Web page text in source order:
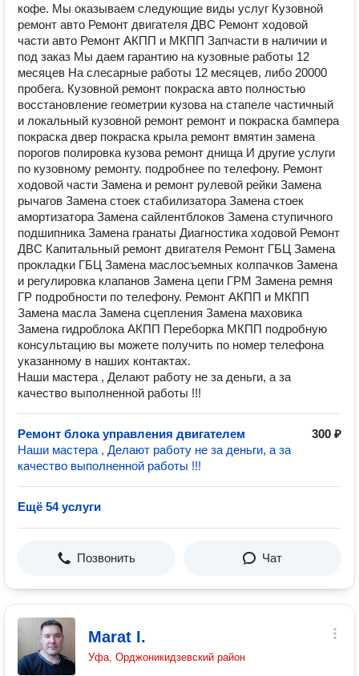
кофе. Мы оказываем следующие виды услуг Кузовной
ремонт авто Ремонт двигателя ДВС Ремонт ходовой
части авто Ремонт АКПП и МКПП Запчасти в наличии и
под заказ Мы даем гарантию на кузовные работы 12
месяцев На слесарные работы 12 месяцев, либо 20000
пробега. Кузовной ремонт покраска авто полностью
восстановление геометрии кузова на стапеле частичный
и локальный кузовной ремонт ремонт и покраска бампера
покраска двер покраска крыла ремонт вмятин замена
порогов полировка кузова ремонт днища И другие услуги
по кузовному ремонту. подробнее по телефону. Ремонт
ходовой части Замена и ремонт рулевой рейки Замена
рычагов Замена стоек стабилизатора Замена стоек
амортизатора Замена сайлентблоков Замена ступичного
подшипника Замена гранаты Диагностика ходовой Ремонт
ДВС Капитальный ремонт двигателя Ремонт ГБЦ Замена
прокладки ГБЦ Замена маслосъемных колпачков Замена
и регулировка клапанов Замена цепи ГРМ Замена ремня
ГР подробности по телефону. Ремонт АКПП и МКПП
Замена масла Замена сцепления Замена маховика
Замена гидроблока АКПП Переборка МКПП подробную
консультацию вы можете получить по номер телефона
указанному в наших контактах.
Наши мастера , Делают работу не за деньги, а за
качество выполненной работы !!!
Ремонт блока управления двигателем
300 ₽
Наши мастера , Делают работу не за деньги, а за
качество выполненной работы !!!
Ещё 54 услуги
Позвонить Чат
Marat I.
Уфа, Орджоникидзевский район